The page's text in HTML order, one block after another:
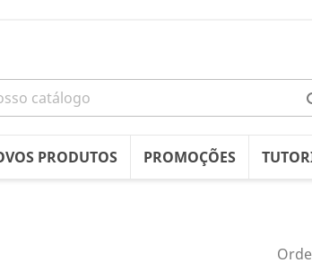
PRODUTOS PROMOÇÕES